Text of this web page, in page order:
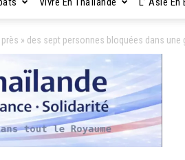
Gavroche
Thaïlande
près » des sept personnes bloquées dans une